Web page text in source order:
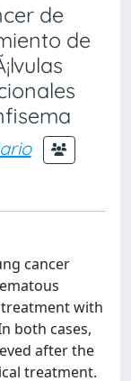
de
de
cancer
with
both cases,
after the
treatment.